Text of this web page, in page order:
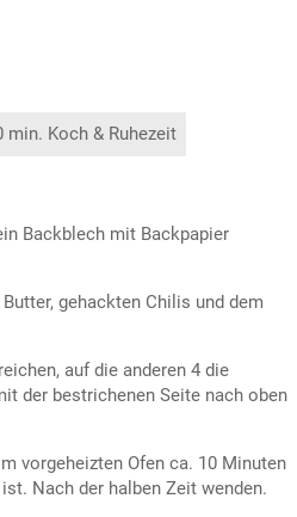
min. Koch & Ruhezeit
Backblech mit Backpapier
gehackten Chilis und dem
auf die anderen 4 die
der bestrichenen Seite nach oben
vorgeheizten Ofen ca. 10 Minuten
Nach der halben Zeit wenden.